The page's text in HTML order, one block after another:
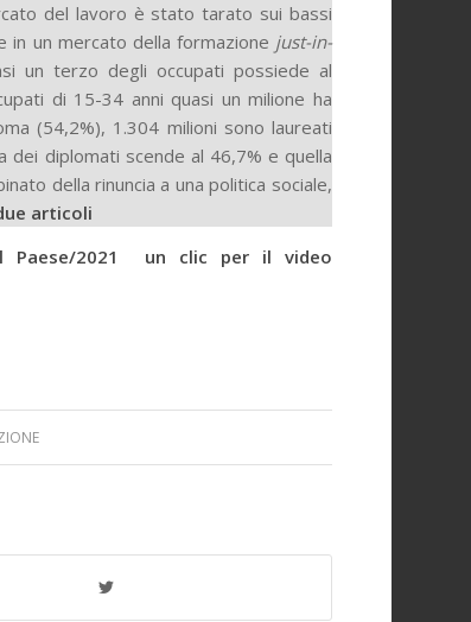
del lavoro è stato tarato sui bassi
in un mercato della formazione just-in-
un terzo degli occupati possiede al
di 15-34 anni quasi un milione ha
(54,2%), 1.304 milioni sono laureati
dei diplomati scende al 46,7% e quella
della rinuncia a una politica sociale,
articoli
Paese/2021 un clic per il video